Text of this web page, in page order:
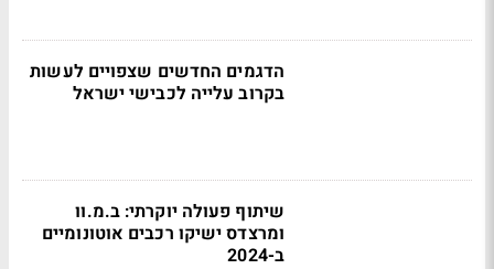
הדגמים החדשים שצפויים לעשות
בקרוב עלייה לכבישי ישראל
שיתוף פעולה יוקרתי: ב.מ.וו
ומרצדס ישיקו רכבים אוטונומיים
ב-2024